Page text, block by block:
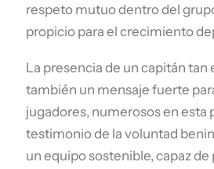
respeto mutuo dentro del
propicio para el crecimiento
La presencia de un capitán
también un mensaje fuerte
jugadores, numerosos en esta
testimonio de la voluntad
un equipo sostenible, capaz de